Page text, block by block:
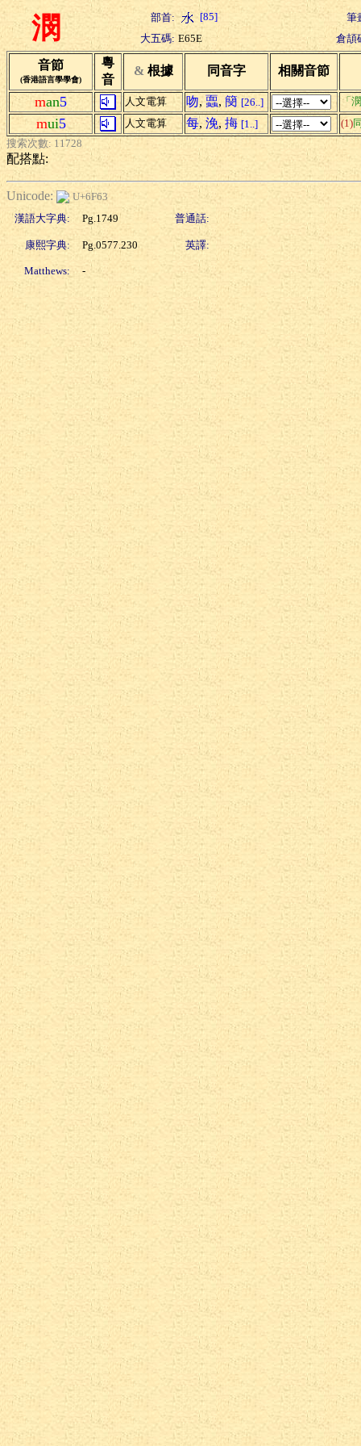
潣 部首: [85]
筆
大五碼: E65E 倉頡
音節
(香港語言學學會)
粵
音
& 根據 同音字 相關音節
man5 人文電算 吻, 蠠, 簢 [26..] 「
mui5 人文電算 每, 浼, 挴 [1..] (1)
搜索次數: 11728
配搭點:
Unicode:
U+6F63
漢語大字典:
Pg.1749 普通話:
康熙字典: Pg.0577.230 英譯:
Matthews: -